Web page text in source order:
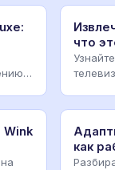
что
Wink
как